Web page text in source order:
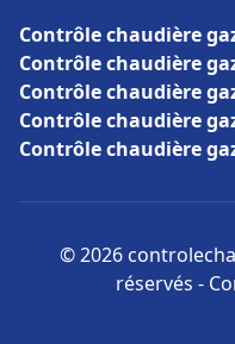
Contrôle chaudière
Contrôle chaudière
Contrôle chaudière
Contrôle chaudière
Contrôle chaudière
© 2026
réservés -